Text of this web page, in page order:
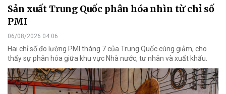
Sản xuất Trung Quốc phân hóa nhìn từ chỉ số
PMI
06/08/2026 04:06
Hai chỉ số đo lường PMI tháng 7 của Trung Quốc cùng giảm, cho
thấy sự phân hóa giữa khu vực Nhà nước, tư nhân và xuất khẩu.